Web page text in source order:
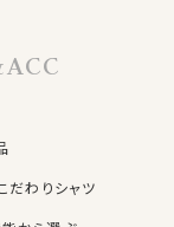
のSUPER
地に仕上
だわりシャツ